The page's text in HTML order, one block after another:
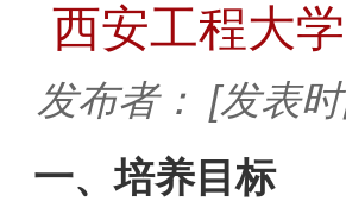
西安工程大
发布者： [发表
一、培养目标